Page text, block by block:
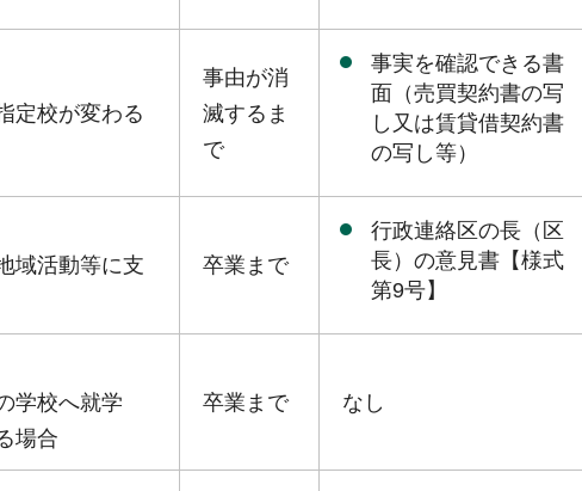
定校が変わる
事由が消
滅するま
で
事実を確認できる書
面（売買契約書の写
し又は賃貸借契約書
の写し等）
域活動等に支
卒業まで
行政連絡区の長（区
長）の意見書【様式
第9号】
学校へ就学
場合
卒業まで なし